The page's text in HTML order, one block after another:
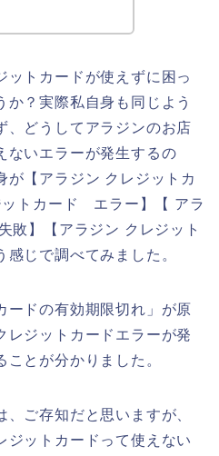
ットカードが使えずに困っ
か？実際私自身も同じよう
、どうしてアラジンのお店
ないエラーが発生するの
が【アラジン クレジットカ
ットカード エラー】【 アラ
】【アラジン クレジット
じで調べてみました。
ードの有効期限切れ」が原
レジットカードエラーが発
とが分かりました。
ご存知だと思いますが、
ジットカードって使えない